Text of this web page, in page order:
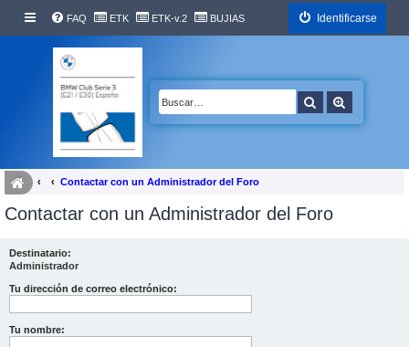
FAQ ETK ETK-v.2 BUJIAS Identificarse
Buscar
Contactar con un Administrador del Foro
Contactar con un Administrador del Foro
Destinatario:
Administrador
Tu dirección de correo electrónico:
Tu nombre: